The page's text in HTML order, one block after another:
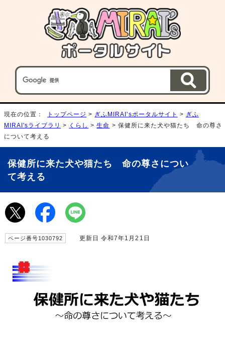
現在の位置： トップページ > ぎふMIRAI'sポータルサイト > ぎふ
MIRAI'sライブラリ > くらし >生命 > 保健所に来た犬や猫たち 命の尊さ
について考える
保健所に来た犬や猫たち 命の尊さについ
て考える
ページ番号1030792 更新日 令和7年1月21日